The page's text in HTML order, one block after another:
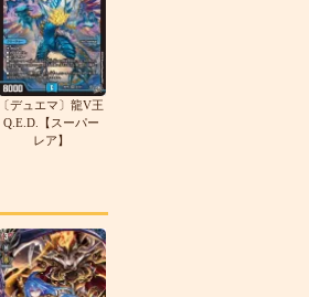
〔デュエマ〕龍V王
Q.E.D.【スーパー
レア】